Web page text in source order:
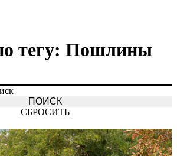
тегу: Пошлины
СБРОСИТЬ